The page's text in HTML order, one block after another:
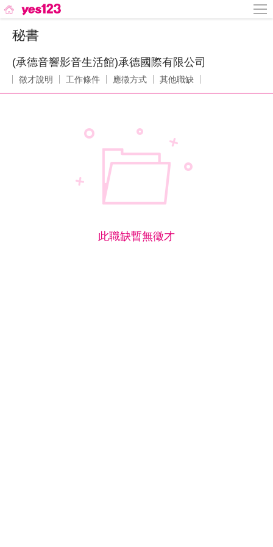
秘書
(承德音響影音生活館)承德國際有限公司
徵才說明 工作條件 應徵方式 其他職缺
此職缺暫無徵才